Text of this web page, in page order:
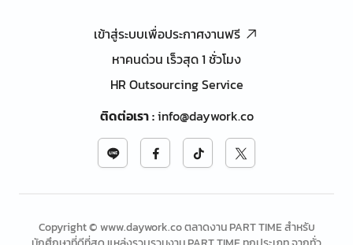
เข้าสู่ระบบเพื่อประกาศงานฟรี
หาคนด่วน เร็วสุด 1 ชั่วโมง
HR Outsourcing Service
ติดต่อเรา:info@daywork.co
Copyright © www.daywork.co ตลาดงาน PART TIME สำหรับ